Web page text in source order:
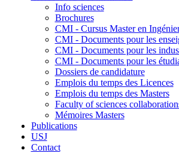
Info sciences
Brochures
CMI - Cursus Master en
CMI - Documents pour les
CMI - Documents pour les
CMI - Documents pour les
Dossiers de candidature
Emplois du temps des Licences
Emplois du temps des Masters
Faculty of sciences
Mémoires Masters
Publications
USJ
Contact